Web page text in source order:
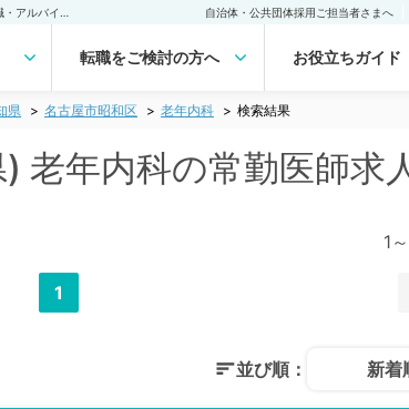
自治体・公共団体採用ご担当者さまへ
転職をご検討の方へ お役立ちガイド
県 名古屋市昭和区 老年内科 検索結果
老年内科の常勤医師求
1
1
並び順： 新着